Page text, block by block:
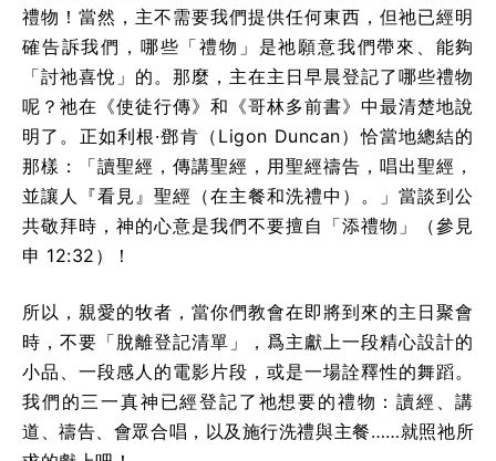
禮物！當然，主不需要我們提供任何東西，但祂已經明
確告訴我們，哪些「禮物」是祂願意我們帶來、能夠
「討祂喜悅」的。那麼，主在主日早晨登記了哪些禮物
呢？祂在《使徒行傳》和《哥林多前書》中最清楚地說
明了。正如利根·鄧肯（Ligon Duncan）恰當地總結的
那樣：「讀聖經，傳講聖經，用聖經禱告，唱出聖經，
並讓人『看見』聖經（在主餐和洗禮中）。」當談到公
共敬拜時，神的心意是我們不要擅自「添禮物」（參見
申 12:32）！
所以，親愛的牧者，當你們教會在即將到來的主日聚會
時，不要「脫離登記清單」，爲主獻上一段精心設計的
小品、一段感人的電影片段，或是一場詮釋性的舞蹈。
我們的三一真神已經登記了祂想要的禮物：讀經、講
道、禱告、會眾合唱，以及施行洗禮與主餐……就照祂所